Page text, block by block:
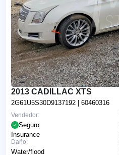
2013 CADILLAC XTS
2G61U5S30D9137192 | 60460316
Vendedor:
Seguro
Insurance
Daño:
Water/flood